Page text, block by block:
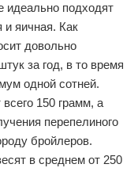
идеально подходят
яичная. Как
довольно
за год, в то время
одной сотней.
150 грамм, а
перепелиного
бройлеров.
в среднем от 250